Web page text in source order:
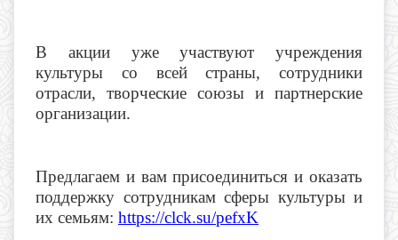
В акции уже участвуют учреждения
культуры со всей страны, сотрудники
отрасли, творческие союзы и партнерские
организации.
Предлагаем и вам присоединиться и оказать
поддержку сотрудникам сферы культуры и
их семьям: https://clck.su/pefxK